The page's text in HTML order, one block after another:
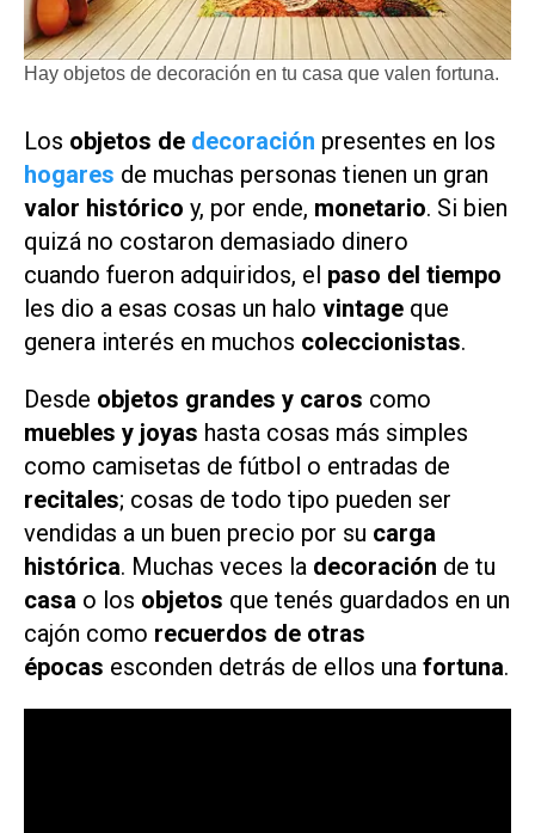
Hay objetos de decoración en tu casa que valen fortuna.
Los objetos de decoración presentes en los
hogares de muchas personas tienen un gran
valor histórico y, por ende, monetario. Si bien
quizá no costaron demasiado dinero
cuando fueron adquiridos, el paso del tiempo
les dio a esas cosas un halo vintage que
genera interés en muchos coleccionistas.
Desde objetos grandes y caros como
muebles y joyas hasta cosas más simples
como camisetas de fútbol o entradas de
recitales; cosas de todo tipo pueden ser
vendidas a un buen precio por su carga
histórica. Muchas veces la decoración de tu
casa o los objetos que tenés guardados en un
cajón como recuerdos de otras
épocas esconden detrás de ellos una fortuna.